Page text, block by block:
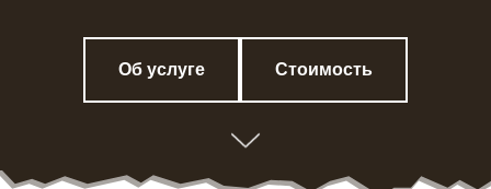
Об услуге Стоимость